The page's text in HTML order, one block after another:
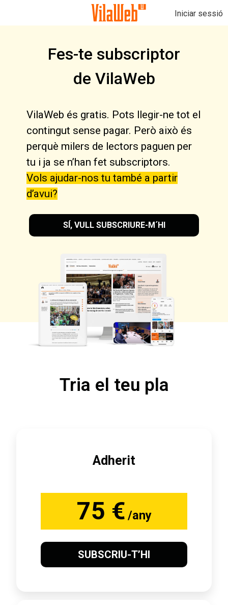
Iniciar sessió
Fes-te subscriptor
de VilaWeb
VilaWeb és gratis. Pots llegir-ne tot el
contingut sense pagar. Però això és
perquè milers de lectors paguen per
tu i ja se n’han fet subscriptors.
Vols ajudar-nos tu també a partir
d’avui?
SÍ, VULL SUBSCRIURE-M´HI
Tria el teu pla
Adherit
75 € /any
SUBSCRIU-T’HI